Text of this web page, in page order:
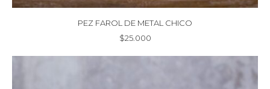
PEZ FAROL DE METAL CHICO
$25.000